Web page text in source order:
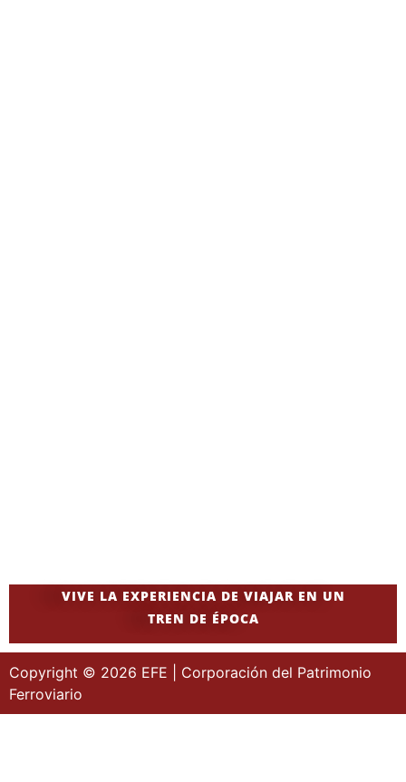
VIVE LA EXPERIENCIA DE VIAJAR EN UN
TREN DE ÉPOCA
Copyright © 2026 EFE | Corporación del Patrimonio
Ferroviario